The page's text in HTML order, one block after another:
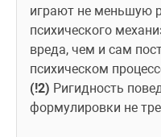
играют не меньшую
психического
вреда, чем и сам
психическом
(!2) Ригидность
формулировки не